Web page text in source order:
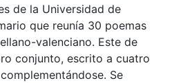
de la Universidad de
que reunía 30 poemas
valenciano. Este de
conjunto, escrito a cuatro
Se